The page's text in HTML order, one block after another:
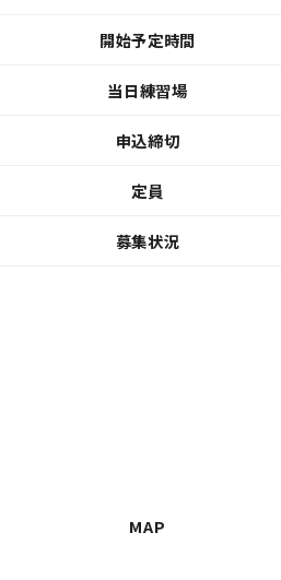
開始予定時間
当日練習場
申込締切
定員
募集状況
MAP